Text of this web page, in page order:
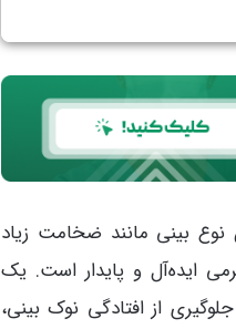
بینی مانند ضخامت زیاد
ایده‌آل و پایدار است. یک
از افتادگی نوک بینی،